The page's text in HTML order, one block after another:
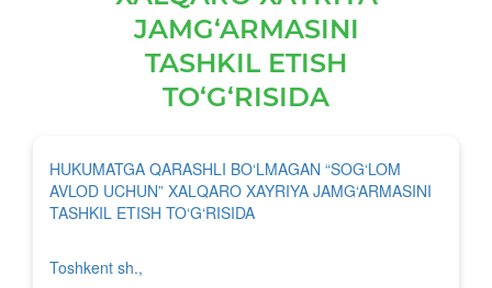
JAMG‘ARMASINI
TASHKIL ETISH
TO‘G‘RISIDA
HUKUMATGA QARASHLI BO‘LMAGAN “SOG‘LOM
AVLOD UCHUN” XALQARO XAYRIYA JAMG‘ARMASINI
TASHKIL ETISH TO‘G‘RISIDA
Toshkent sh.,